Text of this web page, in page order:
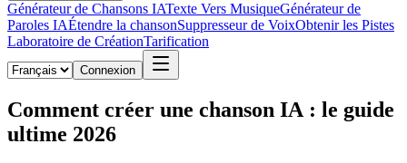
Générateur de Chansons IATexte Vers MusiqueGénérateur de
Paroles IAÉtendre la chansonSuppresseur de VoixObtenir les Pistes
Laboratoire de CréationTarification
Connexion
Comment créer une chanson IA : le guide
ultime 2026